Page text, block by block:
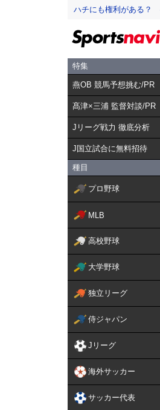
ハチにも権利がある？
特集
燕OB 競馬予想挑む/PR
髙津×三浦 監督対談/PR
Jリーグ戦力 徹底分析
J国立試合に無料招待
種目
プロ野球
MLB
高校野球
大学野球
独立リーグ
侍ジャパン
Jリーグ
海外サッカー
サッカー代表